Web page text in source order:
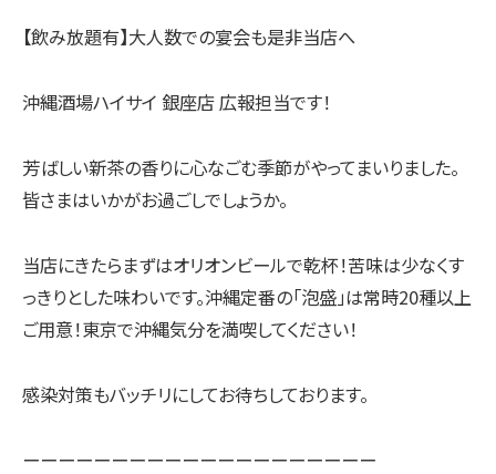
【飲み放題有】大人数での宴会も是非当店へ
沖縄酒場ハイサイ 銀座店 広報担当です！
芳ばしい新茶の香りに心なごむ季節がやってまいりました。
皆さまはいかがお過ごしでしょうか。
当店にきたらまずはオリオンビールで乾杯！苦味は少なくす
っきりとした味わいです。沖縄定番の「泡盛」は常時20種以上
ご用意！東京で沖縄気分を満喫してください！
感染対策もバッチリにしてお待ちしております。
ーーーーーーーーーーーーーーーーーーーー